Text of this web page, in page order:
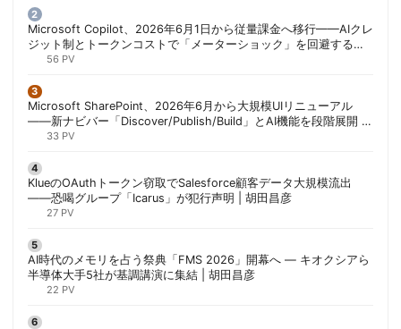
Microsoft Copilot、2026年6月1日から従量課金へ移行——AIクレ
ジット制とトークンコストで「メーターショック」を回避する方
法 | 胡田昌彦
56 PV
Microsoft SharePoint、2026年6月から大規模UIリニューアル
——新ナビバー「Discover/Publish/Build」とAI機能を段階展開 |
胡田昌彦
33 PV
KlueのOAuthトークン窃取でSalesforce顧客データ大規模流出
——恐喝グループ「Icarus」が犯行声明 | 胡田昌彦
27 PV
AI時代のメモリを占う祭典「FMS 2026」開幕へ ― キオクシアら
半導体大手5社が基調講演に集結 | 胡田昌彦
22 PV